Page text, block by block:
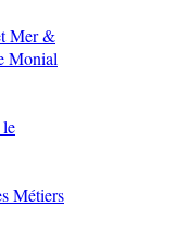
Mer &
Monial
le
Métiers